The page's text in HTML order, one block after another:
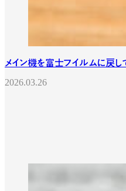
メイン機を富士フイルムに戻し
2026.03.26